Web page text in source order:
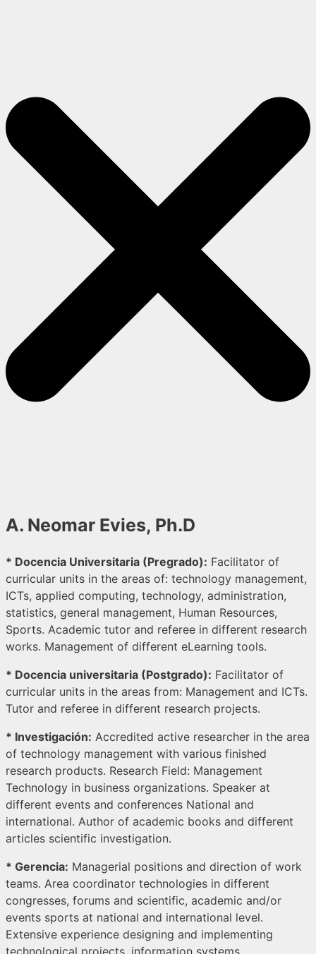
A. Neomar Evies, Ph.D
* Docencia Universitaria (Pregrado): Facilitator of
curricular units in the areas of: technology management,
ICTs, applied computing, technology, administration,
statistics, general management, Human Resources,
Sports. Academic tutor and referee in different research
works. Management of different eLearning tools.
* Docencia universitaria (Postgrado): Facilitator of
curricular units in the areas from: Management and ICTs.
Tutor and referee in different research projects.
* Investigación: Accredited active researcher in the area
of technology management with various finished
research products. Research Field: Management
Technology in business organizations. Speaker at
different events and conferences National and
international. Author of academic books and different
articles scientific investigation.
* Gerencia: Managerial positions and direction of work
teams. Area coordinator technologies in different
congresses, forums and scientific, academic and/or
events sports at national and international level.
Extensive experience designing and implementing
technological projects, information systems,